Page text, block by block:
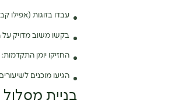
עבדו בזוגות (אפילו
בקשו משוב מדויק על
החזיקו יומן
הגיעו מוכנים
בניית